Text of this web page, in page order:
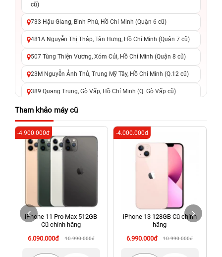
cũ)
733 Hậu Giang, Bình Phú, Hồ Chí Minh (Quận 6 cũ)
481A Nguyễn Thị Thập, Tân Hưng, Hồ Chí Minh (Quận 7 cũ)
507 Tùng Thiện Vương, Xóm Củi, Hồ Chí Minh (Quận 8 cũ)
23M Nguyễn Ảnh Thủ, Trung Mỹ Tây, Hồ Chí Minh (Q.12 cũ)
389 Quang Trung, Gò Vấp, Hồ Chí Minh (Q. Gò Vấp cũ)
625 - 625A Âu Cơ, Tân Phú, Hồ Chí Minh (Quận Tân Phú cũ)
326 Lê Văn Việt, Tăng Nhơn Phú, Hồ Chí Minh (Q.9 TP. Thủ
Đức cũ)
256 Võ Văn Ngân, Thủ Đức, Hồ Chí Minh (Bình Thọ, TP. Thủ
Đức Cũ)
70 Nguyễn An Ninh, Dĩ An, Hồ Chí Minh (Bình Dương Cũ)
Tàu cũ)
198 Hoàng Văn Thụ, Tân Sơn Nhất, Hồ Chí Minh (Tân Bình
Tham khảo máy cũ
iPhone 11 Pro Max 512GB
Cũ chính hãng
6.090.000đ
10.990.000đ
-4.900.000đ
iPhone 13 128GB Cũ chính
hãng
6.990.000đ
10.990.000đ
-4.000.000đ